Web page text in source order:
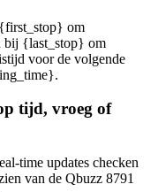
om
bij {last_stop} om
voor de volgende
tijd, vroeg of
time updates checken
van de Qbuzz 8791